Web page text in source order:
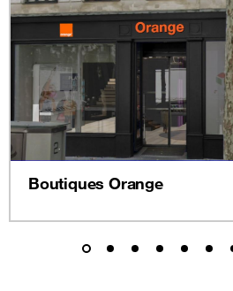
Boutiques Orange